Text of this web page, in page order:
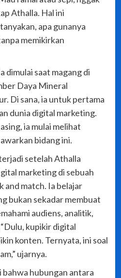
Athalla. Hal ini
apa gunanya
memikirkan
dimulai saat magang di
Daya Mineral
Di sana, ia untuk pertama
dunia digital marketing.
ia mulai melihat
bidang ini.
setelah Athalla
marketing di sebuah
and match. Ia belajar
bukan sekadar membuat
audiens, analitik,
kupikir digital
konten. Ternyata, ini soal
ujarnya.
hubungan antara